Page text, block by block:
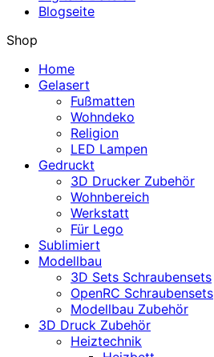
Blogseite
Shop
Home
Gelasert
Fußmatten
Wohndeko
Religion
LED Lampen
Gedruckt
3D Drucker Zubehör
Wohnbereich
Werkstatt
Für Lego
Sublimiert
Modellbau
3D Sets Schraubensets
OpenRC Schraubensets
Modellbau Zubehör
3D Druck Zubehör
Heiztechnik